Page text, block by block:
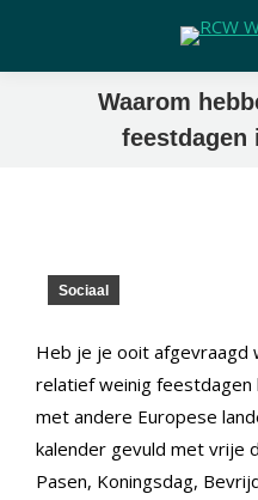
Waarom
feestdagen
Sociaal
Heb je je ooit afgevraagd
relatief weinig feestdagen
met andere Europese
kalender gevuld met vrije
Pasen, Koningsdag,